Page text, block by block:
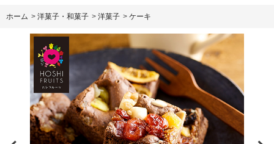
ホーム > 洋菓子・和菓子 > 洋菓子 > ケーキ